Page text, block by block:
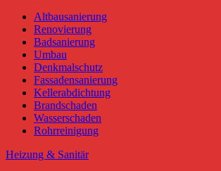
Altbausanierung
Renovierung
Badsanierung
Umbau
Denkmalschutz
Fassadensanierung
Kellerabdichtung
Brandschaden
Wasserschaden
Rohrreinigung
Heizung & Sanitär